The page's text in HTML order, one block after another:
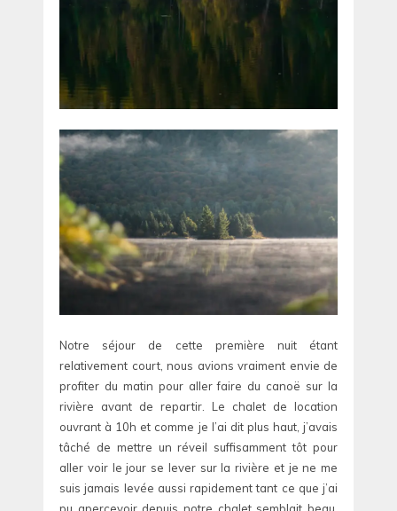
Notre séjour de cette première nuit étant
relativement court, nous avions vraiment envie de
profiter du matin pour aller faire du canoë sur la
rivière avant de repartir. Le chalet de location
ouvrant à 10h et comme je l’ai dit plus haut, j’avais
tâché de mettre un réveil suffisamment tôt pour
aller voir le jour se lever sur la rivière et je ne me
suis jamais levée aussi rapidement tant ce que j’ai